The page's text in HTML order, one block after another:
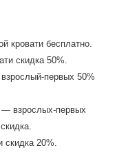
кровати бесплатно.
скидка 50%.
первых 50%
— взрослых-первых
скидка 20%.